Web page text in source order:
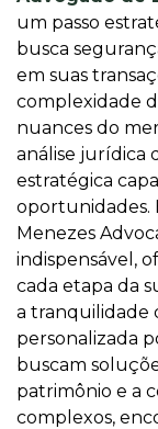
um passo
busca
em suas
complexidade
nuances do
análise jurídica
estratégica
oportunidades.
Menezes
indispensável,
cada etapa da
a tranquilidade
personalizada
buscam
patrimônio e a
complexos,